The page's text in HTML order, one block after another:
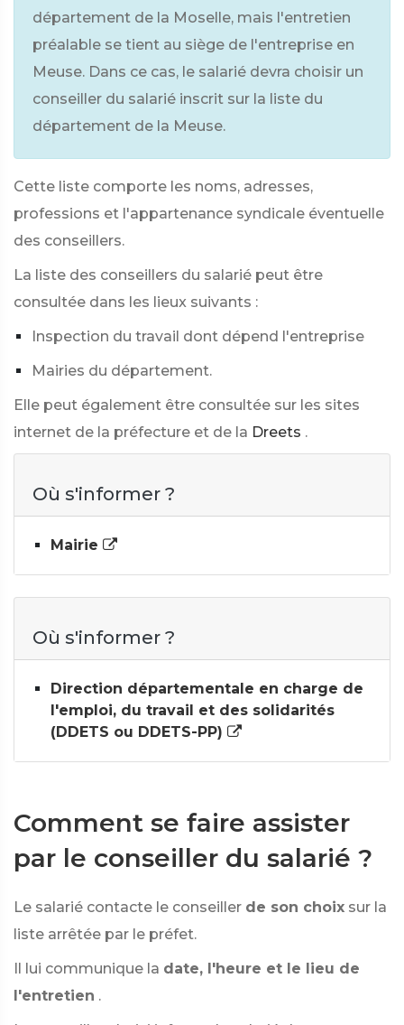
département de la Moselle, mais l'entretien
préalable se tient au siège de l'entreprise en
Meuse. Dans ce cas, le salarié devra choisir un
conseiller du salarié inscrit sur la liste du
département de la Meuse.
Cette liste comporte les noms, adresses,
professions et l'appartenance syndicale éventuelle
des conseillers.
La liste des conseillers du salarié peut être
consultée dans les lieux suivants :
Inspection du travail dont dépend l'entreprise
Mairies du département.
Elle peut également être consultée sur les sites
internet de la préfecture et de la Dreets .
Où s'informer ?
Mairie
Où s'informer ?
Direction départementale en charge de
l'emploi, du travail et des solidarités
(DDETS ou DDETS-PP)
Comment se faire assister
par le conseiller du salarié ?
Le salarié contacte le conseiller de son choix sur la
liste arrêtée par le préfet.
Il lui communique la date, l'heure et le lieu de
l'entretien .